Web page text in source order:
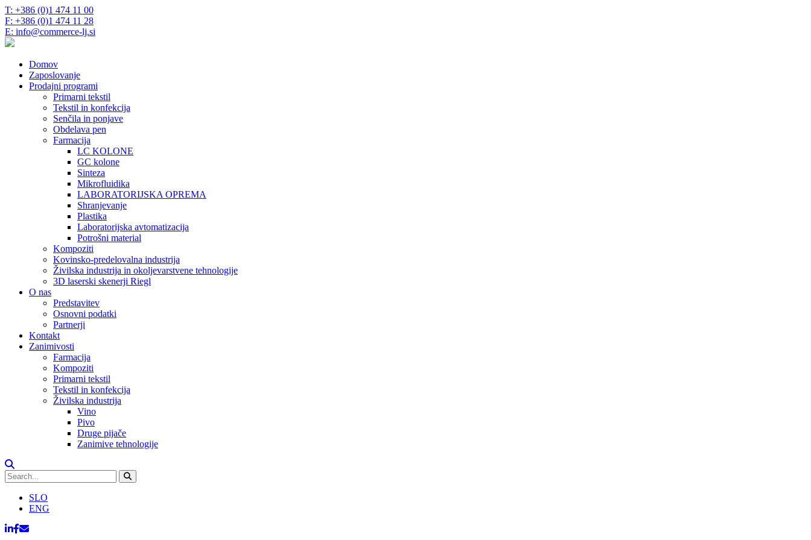
T: +386 (0)1 474 11 00
F: +386 (0)1 474 11 28
E: info@commerce-lj.si
Domov
Zaposlovanje
Prodajni programi
Primarni tekstil
Tekstil in konfekcija
Senčila in ponjave
Obdelava pen
Farmacija
LC KOLONE
GC kolone
Sinteza
Mikrofluidika
LABORATORIJSKA OPREMA
Shranjevanje
Plastika
Laboratorijska avtomatizacija
Potrošni material
Kompoziti
Kovinsko-predelovalna industrija
Živilska industrija in okoljevarstvene tehnologije
3D laserski skenerji Riegl
O nas
Predstavitev
Osnovni podatki
Partnerji
Kontakt
Zanimivosti
Farmacija
Kompoziti
Primarni tekstil
Tekstil in konfekcija
Živilska industrija
Vino
Pivo
Druge pijače
Zanimive tehnologije
SLO
ENG